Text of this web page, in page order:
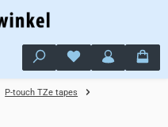
Je hebt 0 items op
P-touch TZe tapes